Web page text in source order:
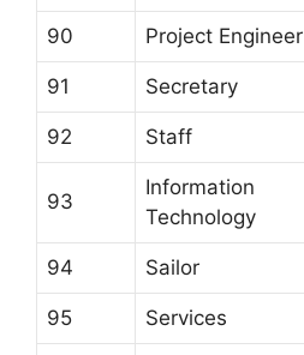
90 Project Engineer
91 Secretary
92 Staff
93
Information
Technology
94 Sailor
95 Services